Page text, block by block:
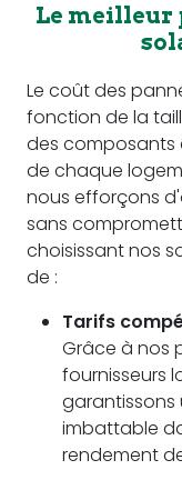
Le meilleur
Le coût des
fonction de la
des composants
de chaque
nous efforçons
sans
choisissant nos
de :
Tarifs
Grâce à nos
fournisseurs
imbattable
rendement